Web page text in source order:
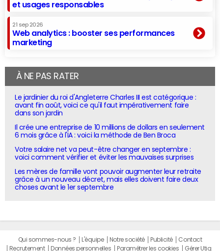
et usages responsables
21 sep 2026
Web analytics : booster ses performances
marketing
À NE PAS RATER
Le jardinier du roi d'Angleterre Charles III est catégorique :
avant fin août, voici ce qu'il faut impérativement faire
dans son jardin
Il crée une entreprise de 10 millions de dollars en seulement
6 mois grâce à l'IA : voici la méthode de Ben Broca
Votre salaire net va peut-être changer en septembre :
voici comment vérifier et éviter les mauvaises surprises
Les mères de famille vont pouvoir augmenter leur retraite
grâce à un nouveau décret, mais elles doivent faire deux
choses avant le 1er septembre
Qui sommes-nous ? L'équipe Notre société Publicité
Contact
Recrutement
Données personnelles Paramétrer les cookies Gérer Utiq